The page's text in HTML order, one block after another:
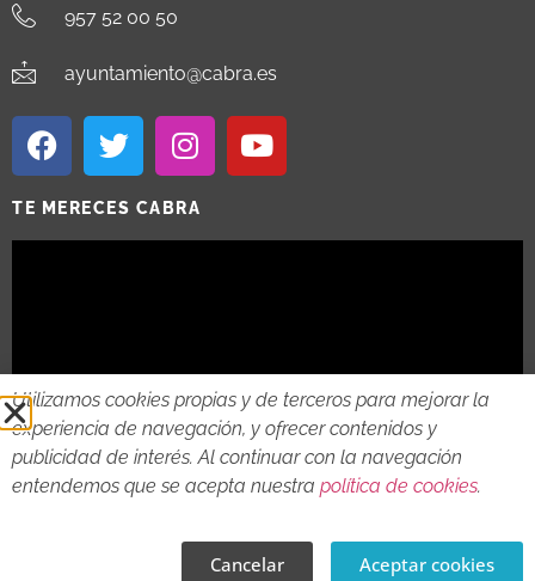
957 52 00 50
ayuntamiento@cabra.es
TE MERECES CABRA
2018 - 2026 © AYTO DE CABRA AVISO LEGAL
Utilizamos cookies propias y de terceros para mejorar la
experiencia de navegación, y ofrecer contenidos y
publicidad de interés. Al continuar con la navegación
entendemos que se acepta nuestra política de cookies.
Cancelar Aceptar cookies